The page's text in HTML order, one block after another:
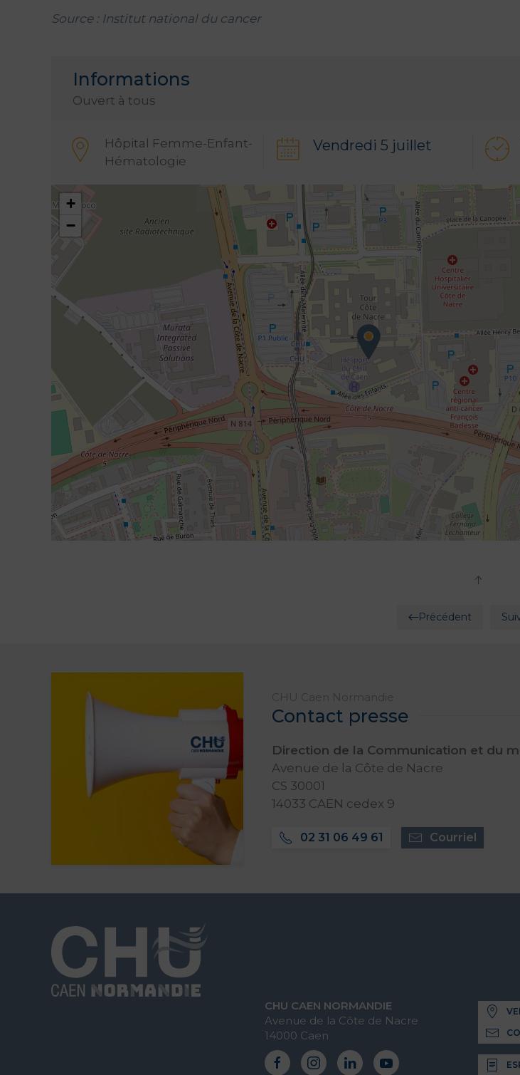
Source : Institut national du cancer
Informations
Ouvert à tous
Hôpital Femme-Enfant-
Hématologie
Vendredi 5 juillet
+
−
Précédent
CHU Caen Normandie
Contact presse
Direction de la Communication et du
Avenue de la Côte de Nacre
CS 30001
14033 CAEN cedex 9
02 31 06 49 61 Courriel
CHU CAEN NORMANDIE
Avenue de la Côte de Nacre
14000 Caen